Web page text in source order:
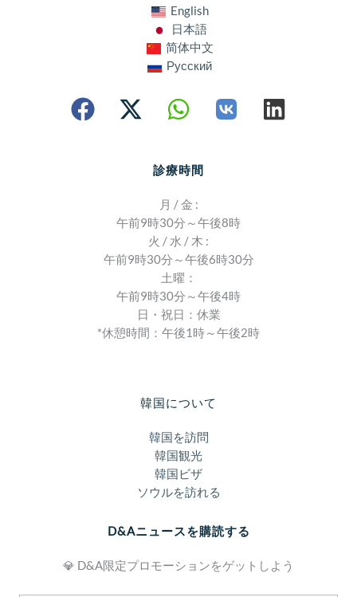
English
日本語
简体中文
Русский
診療時間
月 / 金 :
午前9時30分～午後8時
火 / 水 / 木 :
午前9時30分～午後6時30分
土曜：
午前9時30分～午後4時
日・祝日：休業
*休憩時間：午後1時～午後2時
韓国について
韓国を訪問
韓国観光
韓国ビザ
ソウルを訪れる
D&Aニュースを購読する
💎 D&A限定プロモーションをゲットしよう